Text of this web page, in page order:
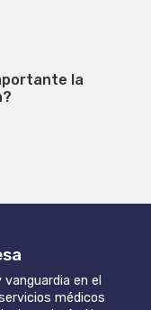
la
en el
médicos